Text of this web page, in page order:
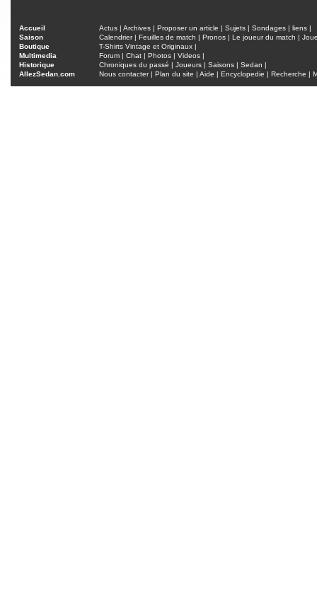
Accueil Actus | Archives | Proposer un article | Sujets | Sondages | liens |
Saison
Calendrier| Feuilles de match | Pronos | Le joueur du match |
Boutique
T-Shirts Vintage et Originaux |
Multimedia
Forum | Chat | Photos | Videos |
Historique
Chroniques du passé | Joueurs | Saisons | Sedan |
AllezSedan.com
Nous contacter| Plan du site | Aide | Encyclopedie | Recherche |